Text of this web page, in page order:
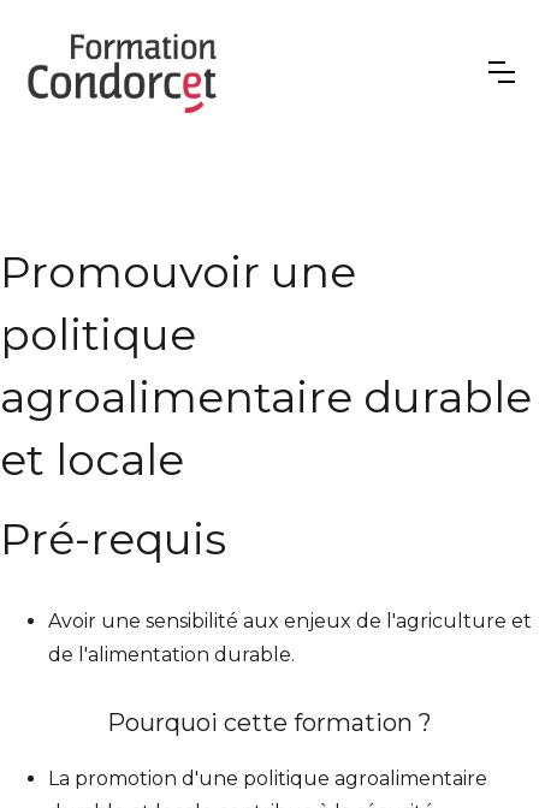
Promouvoir une
politique
agroalimentaire durable
et locale
Pré-requis
Avoir une sensibilité aux enjeux de l'agriculture et
de l'alimentation durable.
Pourquoi cette formation ?
La promotion d'une politique agroalimentaire